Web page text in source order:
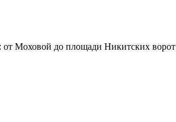
Моховой до площади Никитских ворот